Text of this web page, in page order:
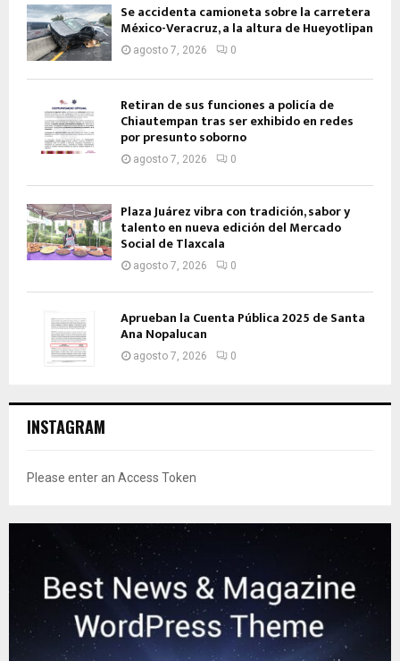
Se accidenta camioneta sobre la carretera
México-Veracruz, a la altura de Hueyotlipan
agosto 7, 2026 0
Retiran de sus funciones a policía de
Chiautempan tras ser exhibido en redes
por presunto soborno
agosto 7, 2026 0
Plaza Juárez vibra con tradición, sabor y
talento en nueva edición del Mercado
Social de Tlaxcala
agosto 7, 2026 0
Aprueban la Cuenta Pública 2025 de Santa
Ana Nopalucan
agosto 7, 2026 0
INSTAGRAM
Please enter an Access Token